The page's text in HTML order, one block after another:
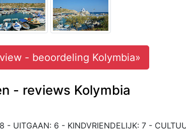
- beoordeling Kolymbia»
- reviews Kolymbia
- UITGAAN: 6 - KINDVRIENDELIJK: 7 -